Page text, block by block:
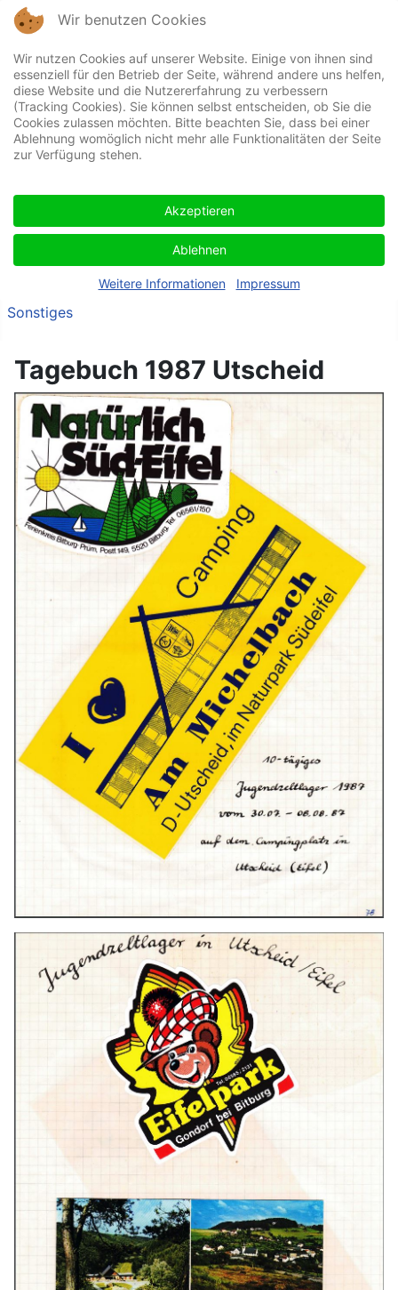
Home
News
Zeltlager
Sonstiges
Tagebuch 1987 Utscheid
Wir benutzen Cookies
Wir nutzen Cookies auf unserer Website. Einige von ihnen sind
essenziell für den Betrieb der Seite, während andere uns helfen,
diese Website und die Nutzererfahrung zu verbessern
(Tracking Cookies). Sie können selbst entscheiden, ob Sie die
Cookies zulassen möchten. Bitte beachten Sie, dass bei einer
Ablehnung womöglich nicht mehr alle Funktionalitäten der Seite
zur Verfügung stehen.
Akzeptieren
Ablehnen
Weitere Informationen Impressum